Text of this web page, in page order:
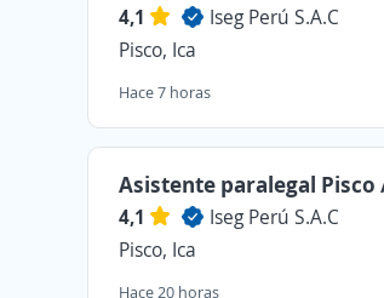
4,1
Iseg Perú S.A.C
Pisco, Ica
Hace 7 horas
Asistente paralegal Pisco
4,1
Iseg Perú S.A.C
Pisco, Ica
Hace 20 horas